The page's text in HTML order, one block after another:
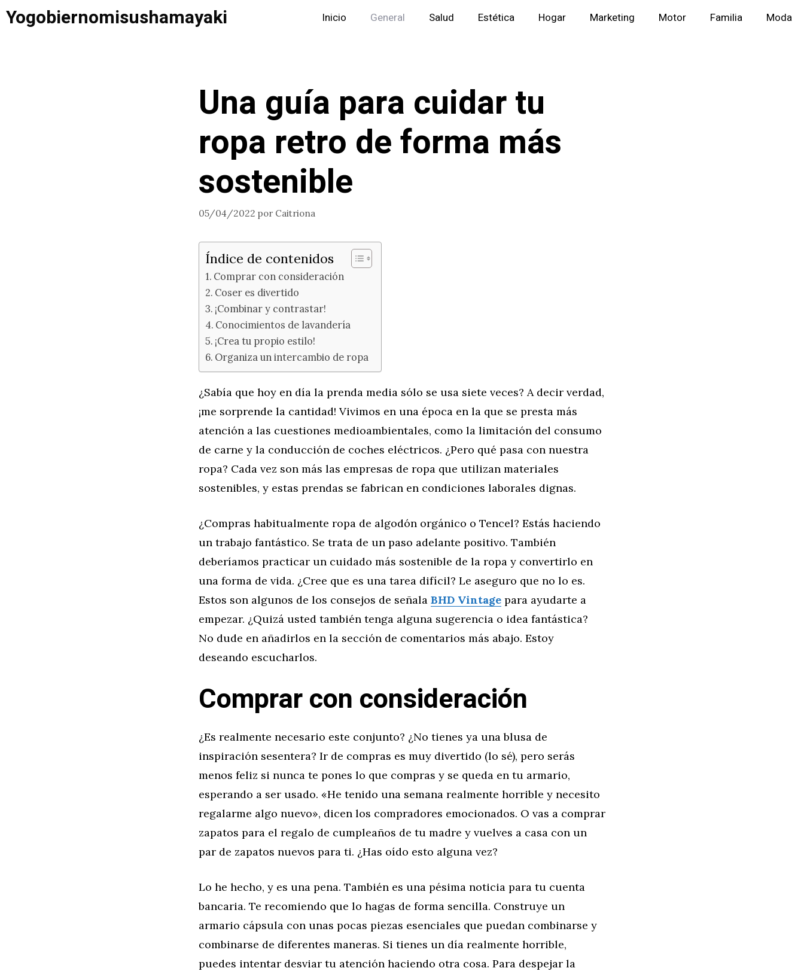
Saltar
Yogobiernomisushamayaki Inicio General Salud Estética Hogar Marketing Motor Familia Moda
Una guía para cuidar tu
ropa retro de forma más
sostenible
05/04/2022 por Caitriona
Índice de contenidos
Comprar con consideración
Coser es divertido
¡Combinar y contrastar!
Conocimientos de lavandería
¡Crea tu propio estilo!
Organiza un intercambio de ropa
¿Sabía que hoy en día la prenda media sólo se usa siete veces? A decir verdad,
¡me sorprende la cantidad! Vivimos en una época en la que se presta más
atención a las cuestiones medioambientales, como la limitación del consumo
de carne y la conducción de coches eléctricos. ¿Pero qué pasa con nuestra
ropa? Cada vez son más las empresas de ropa que utilizan materiales
sostenibles, y estas prendas se fabrican en condiciones laborales dignas.
¿Compras habitualmente ropa de algodón orgánico o Tencel? Estás haciendo
un trabajo fantástico. Se trata de un paso adelante positivo. También
deberíamos practicar un cuidado más sostenible de la ropa y convertirlo en
una forma de vida. ¿Cree que es una tarea difícil? Le aseguro que no lo es.
Estos son algunos de los consejos de señala BHD Vintage para ayudarte a
empezar. ¿Quizá usted también tenga alguna sugerencia o idea fantástica?
No dude en añadirlos en la sección de comentarios más abajo. Estoy
deseando escucharlos.
Comprar con consideración
¿Es realmente necesario este conjunto? ¿No tienes ya una blusa de
inspiración sesentera? Ir de compras es muy divertido (lo sé), pero serás
menos feliz si nunca te pones lo que compras y se queda en tu armario,
esperando a ser usado. «He tenido una semana realmente horrible y necesito
regalarme algo nuevo», dicen los compradores emocionados. O vas a comprar
zapatos para el regalo de cumpleaños de tu madre y vuelves a casa con un
par de zapatos nuevos para ti. ¿Has oído esto alguna vez?
Lo he hecho, y es una pena. También es una pésima noticia para tu cuenta
bancaria. Te recomiendo que lo hagas de forma sencilla. Construye un
armario cápsula con unas pocas piezas esenciales que puedan combinarse y
combinarse de diferentes maneras. Si tienes un día realmente horrible,
puedes intentar desviar tu atención haciendo otra cosa. Para despejar la